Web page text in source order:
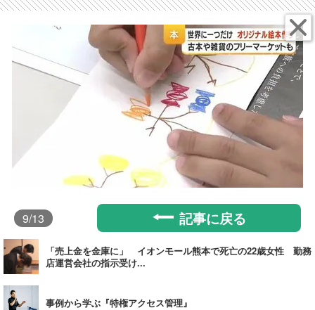
9/13 記事に戻る
「売上金を金庫に」 イオンモール熊本で死亡の22歳女性 勤務
店運営会社の指示受け...
事例から学ぶ『特権アクセス管理』